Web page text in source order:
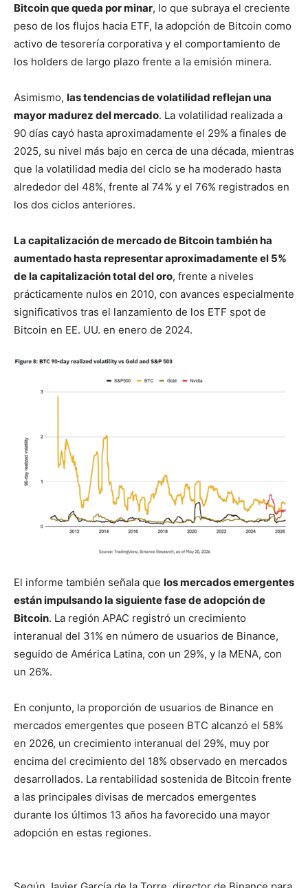
Bitcoin que queda por minar, lo que subraya el creciente
peso de los flujos hacia ETF, la adopción de Bitcoin como
activo de tesorería corporativa y el comportamiento de
los holders de largo plazo frente a la emisión minera.
Asimismo, las tendencias de volatilidad reflejan una
mayor madurez del mercado. La volatilidad realizada a
90 días cayó hasta aproximadamente el 29% a finales de
2025, su nivel más bajo en cerca de una década, mientras
que la volatilidad media del ciclo se ha moderado hasta
alrededor del 48%, frente al 74% y el 76% registrados en
los dos ciclos anteriores.
La capitalización de mercado de Bitcoin también ha
aumentado hasta representar aproximadamente el 5%
de la capitalización total del oro, frente a niveles
prácticamente nulos en 2010, con avances especialmente
significativos tras el lanzamiento de los ETF spot de
Bitcoin en EE. UU. en enero de 2024.
El informe también señala que los mercados emergentes
están impulsando la siguiente fase de adopción de
Bitcoin. La región APAC registró un crecimiento
interanual del 31% en número de usuarios de Binance,
seguido de América Latina, con un 29%, y la MENA, con
un 26%.
En conjunto, la proporción de usuarios de Binance en
mercados emergentes que poseen BTC alcanzó el 58%
en 2026, un crecimiento interanual del 29%, muy por
encima del crecimiento del 18% observado en mercados
desarrollados. La rentabilidad sostenida de Bitcoin frente
a las principales divisas de mercados emergentes
durante los últimos 13 años ha favorecido una mayor
adopción en estas regiones.